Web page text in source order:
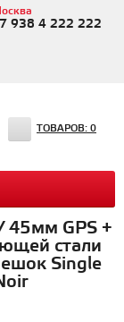
938 4 222 222
ТОВАРОВ: 0
45мм GPS +
стали
Single